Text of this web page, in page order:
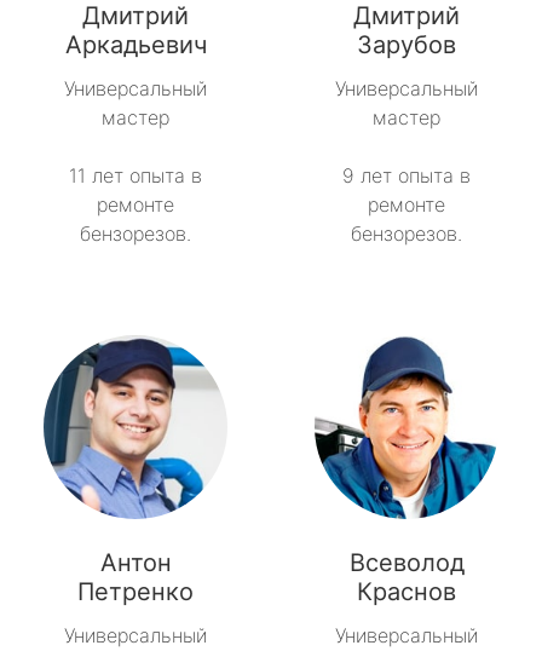
Дмитрий
Аркадьевич
Универсальный
мастер
11 лет опыта в
ремонте
бензорезов.
Дмитрий
Зарубов
Универсальный
мастер
9 лет опыта в
ремонте
бензорезов.
Антон
Петренко
Универсальный
Всеволод
Краснов
Универсальный